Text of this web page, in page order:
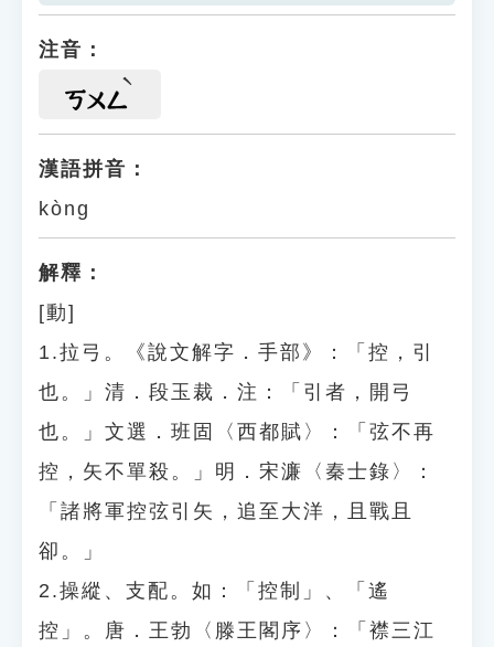
注音：
ㄎㄨㄥ
漢語拼音：
kòng
解釋：
[動]
1.拉弓。《說文解字．手部》：「控，引
也。」清．段玉裁．注：「引者，開弓
也。」文選．班固〈西都賦〉：「弦不再
控，矢不單殺。」明．宋濂〈秦士錄〉：
「諸將軍控弦引矢，追至大洋，且戰且
卻。」
2.操縱、支配。如：「控制」、「遙
控」。唐．王勃〈滕王閣序〉：「襟三江